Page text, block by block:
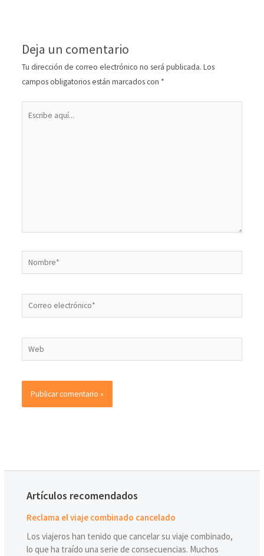
Deja un comentario
Tu dirección de correo electrónico no será publicada. Los
campos obligatorios están marcados con *
Artículos recomendados
Reclama el viaje combinado cancelado
Los viajeros han tenido que cancelar su viaje combinado,
lo que ha traído una serie de consecuencias. Muchos